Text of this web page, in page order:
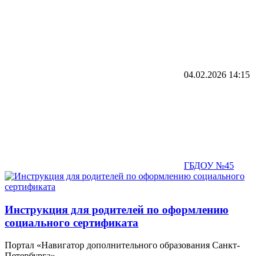
04.02.2026 14:15
ГБДОУ №45
Инструкция для родителей по оформлению
социального сертификата
Портал «Навигатор дополнительного образования Санкт-